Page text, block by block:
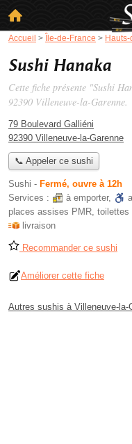
Accueil > Île-de-France >
Sushi Hanaka
Cette fiche présente "Sushi
92390 Villeneuve-la-Garenne.
79 Boulevard Galliéni
92390 Villeneuve-la-Garenne
📞 Appeler ce sushi
Sushi - Fermé, ouvre à 12h
Services :
à emporter,
places assises PMR,
livraison
Recommander ce sushi
Améliorer cette fiche
Autres sushis à Villeneuve-la-